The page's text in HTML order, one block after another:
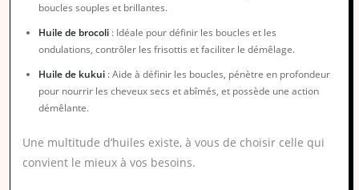
boucles souples et brillantes.
Huile de brocoli : Idéale pour définir les boucles et les
ondulations, contrôler les frisottis et faciliter le démêlage.
Huile de kukui : Aide à définir les boucles, pénètre en profondeur
pour nourrir les cheveux secs et abîmés, et possède une action
démêlante.
Une multitude d’huiles existe, à vous de choisir celle qui
convient le mieux à vos besoins.